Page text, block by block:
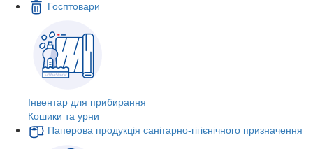
Госптовари
Інвентар для прибирання
Кошики та урни
Паперова продукція санітарно-гігієнічного призначення